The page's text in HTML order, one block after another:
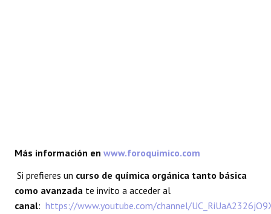
Más información en www.foroquimico.com
Si prefieres un curso de química orgánica tanto básica
como avanzada te invito a acceder al
canal: https://www.youtube.com/channel/